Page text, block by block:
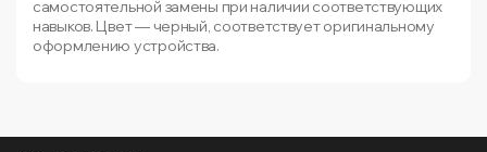
самостоятельной замены при наличии соответствующих
навыков. Цвет — черный, соответствует оригинальному
оформлению устройства.